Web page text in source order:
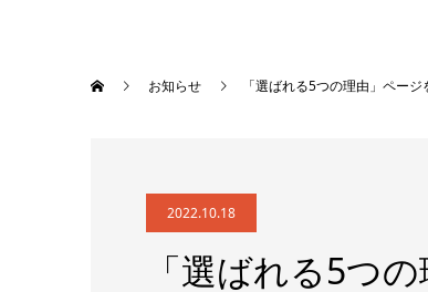
お知らせ 「選ばれる5つの理由」ページ
2022.10.18
「選ばれる5つ